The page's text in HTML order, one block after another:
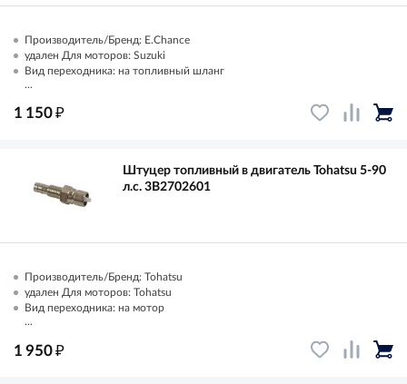
Производитель/Бренд: E.Chance
удален Для моторов: Suzuki
Вид переходника: на топливный шланг
...
1 150₽
Штуцер топливный в двигатель Tohatsu 5-90
л.с. 3B2702601
Производитель/Бренд: Tohatsu
удален Для моторов: Tohatsu
Вид переходника: на мотор
...
1 950₽